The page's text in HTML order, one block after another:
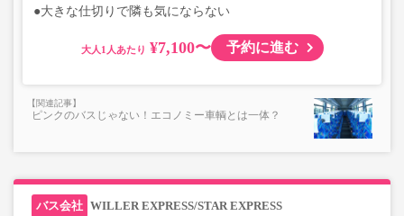
●大きな仕切りで隣も気にならない
大人 ¥7,100〜 予約に進む
ピンクのバスじゃない！エコノミー車輌とは一体？
WILLER EXPRESS/STAR EXPRESS